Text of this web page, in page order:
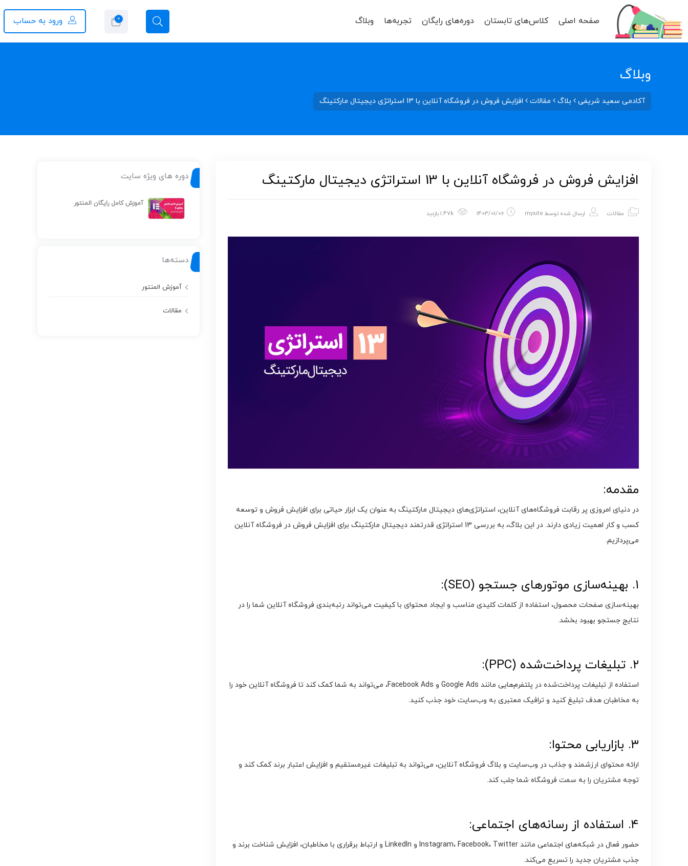
صفحه اصلی کلاس‌های تابستان دوره‌های رایگان تجربه‌ها وبلاگ 0 ورود به حساب
وبلاگ
آکادمی سعید شریفی بلاگ مقالات افزایش فروش در فروشگاه آنلاین با 13 استراتژی دیجیتال مارکتینگ
افزایش فروش در فروشگاه آنلاین با 13 استراتژی دیجیتال مارکتینگ
مقالات ارسال شده توسط mysite
1403/01/06
مقدمه:
در دنیای امروزی پر رقابت فروشگاه‌های آنلاین، استراتژی‌های دیجیتال مارکتینگ به عنوان یک ابزار حیاتی برای افزایش فروش و توسعه
کسب و کار اهمیت زیادی دارند. در این بلاگ، به بررسی 13 استراتژی قدرتمند دیجیتال مارکتینگ برای افزایش فروش در فروشگاه آنلاین
می‌پردازیم.
۱. بهینه‌سازی موتورهای جستجو (SEO):
بهینه‌سازی صفحات محصول، استفاده از کلمات کلیدی مناسب و ایجاد محتوای با کیفیت می‌تواند رتبه‌بندی فروشگاه آنلاین شما را در
نتایج جستجو بهبود بخشد.
۲. تبلیغات پرداخت‌شده (PPC):
استفاده از تبلیغات پرداخت‌شده در پلتفرم‌هایی مانند Google Ads و Facebook Ads، می‌تواند به شما کمک کند تا فروشگاه آنلاین خود را
به مخاطبان هدف تبلیغ کنید و ترافیک معتبری به وب‌سایت خود جذب کنید.
۳. بازاریابی محتوا:
ارائه محتوای ارزشمند و جذاب در وب‌سایت و بلاگ فروشگاه آنلاین، می‌تواند به تبلیغات غیرمستقیم و افزایش اعتبار برند کمک کند و
توجه مشتریان را به سمت فروشگاه شما جلب کند.
۴. استفاده از رسانه‌های اجتماعی:
حضور فعال در شبکه‌های اجتماعی مانند Instagram، Facebook، Twitter و LinkedIn و ارتباط برقراری با مخاطبان، افزایش شناخت برند و
جذب مشتریان جدید را تسریع می‌کند.
دوره های ویژه سایت
آموزش کامل رایگان المنتور
دسته‌ها
آموزش المنتور
مقالات